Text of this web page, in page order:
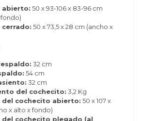
abierto: 50 x 93-106 x 83-96 cm
cerrado: 50 x 73,5 x 28 cm (ancho x
32 cm
54 cm
32 cm
del cochecito: 3,2 Kg
del cochecito abierto: 50 x 107 x
x alto x fondo)
del cochecito plegado (al